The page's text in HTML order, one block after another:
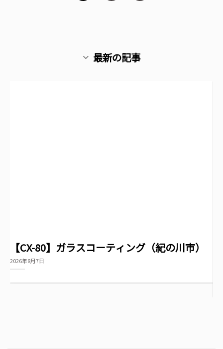
最新の記事
【CX-80】ガラスコーティング（紀の川市）
2026年8月7日